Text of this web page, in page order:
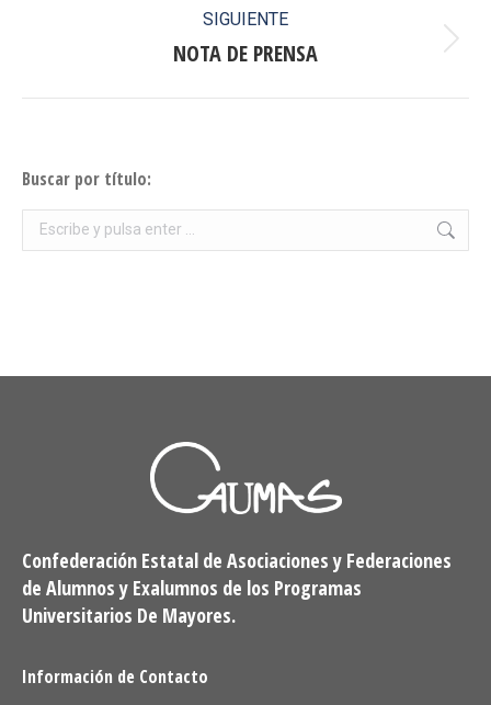
SIGUIENTE
Publicación
NOTA DE PRENSA
Buscar por título:
Buscar:
Confederación Estatal de Asociaciones y Federaciones
de Alumnos y Exalumnos de los Programas
Universitarios De Mayores.
Información de Contacto